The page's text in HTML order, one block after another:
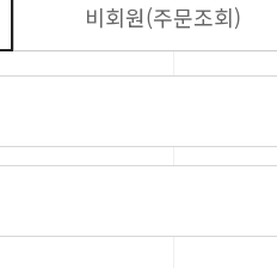
비회원(주문조회)